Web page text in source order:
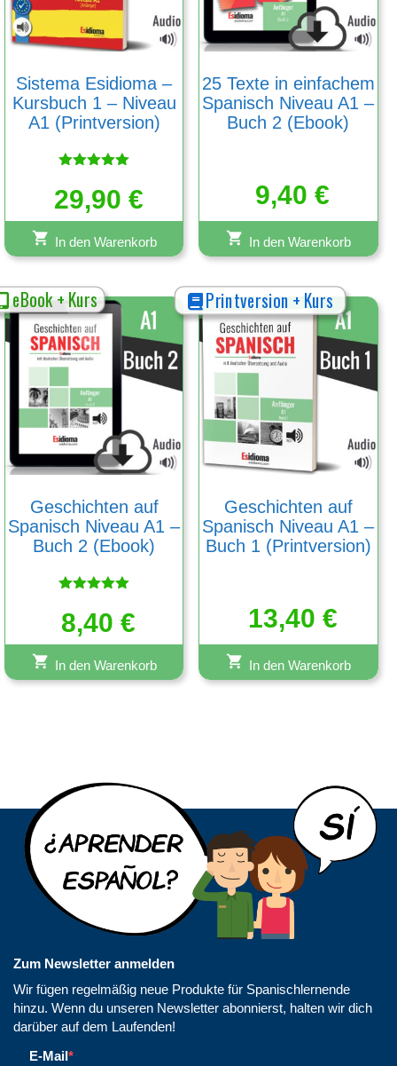
Sistema Esidioma –
Kursbuch 1 – Niveau
A1 (Printversion)
mit
5.00
von 5
29,90 €
In den Warenkorb
25 Texte in einfachem
Spanisch Niveau A1 –
Buch 2 (Ebook)
9,40€
In den Warenkorb
eBook + Kurs
Geschichten auf
Spanisch Niveau A1 –
Buch 2 (Ebook)
mit
5.00
von 5
8,40€
In den Warenkorb
Printversion + Kurs
Geschichten auf
Spanisch Niveau A1 –
Buch 1 (Printversion)
13,40 €
In den Warenkorb
Zum Newsletter anmelden
Wir fügen regelmäßig neue Produkte für Spanischlernende
hinzu. Wenn du unseren Newsletter abonnierst, halten wir dich
darüber auf dem Laufenden!
E-Mail